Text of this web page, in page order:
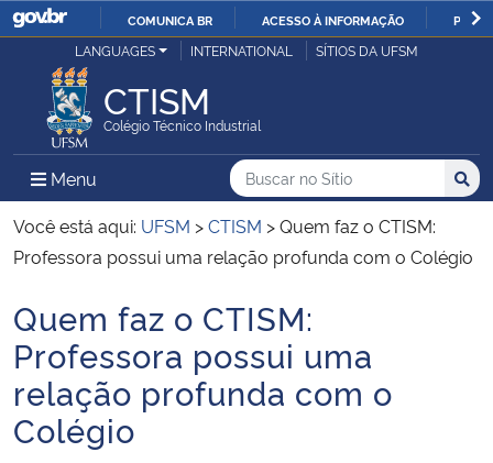
IR
COMUNICA BR ACESSO À INFORMAÇÃO
Ministério da Justiça e Segurança Pública
Ministério da Defesa
Ministério das Relações Exteriores
Ministério da Infraestrutura
Ministério da Agricultura, Pecuária e Abastecimento
Ministério da Educação
LANGUAGES INTERNATIONAL SÍTIOS DA UFSM
CTISM
Colégio Técnico Industrial
Menu Menu Principal do Sítio
Busca
Buscar no no Sítio
Busca:
Você está aqui: UFSM >CTISM >Quem faz o CTISM:
Professora possui uma relação profunda com o Colégio
Início do conteúdo
Quem faz o CTISM:
Professora possui uma
relação profunda com o
Colégio